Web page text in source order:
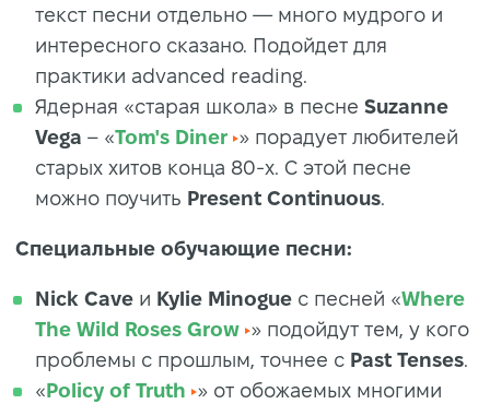
текст песни отдельно — много мудрого и
интересного сказано. Подойдет для
практики advanced reading.
Ядерная «старая школа» в песне Suzanne
Vega – «Tom's Diner » порадует любителей
старых хитов конца 80-х. С этой песне
можно поучить Present Continuous.
Специальные обучающие песни:
Nick Cave и Kylie Minogue с песней «Where
The Wild Roses Grow » подойдут тем, у кого
проблемы с прошлым, точнее с Past Tenses.
« Policy of Truth
» от обожаемых многими